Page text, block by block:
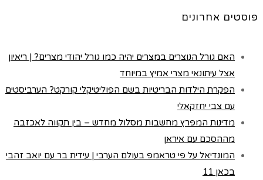
פוסטים אחרונים
האם גורל הנוצרים במצרים יהיה כמו גורל יהודי מצרים? | ריאיון
אצל עיתונאי מצרי אמיץ במיוחד
הפקרת הילדות הבריטיות בשם הפוליטיקלי קורקט? הערביסטים
עם צבי יחזקאלי
מדינות המפרץ מחשבות מסלול מחדש – בין תקווה לאכזבה
מההסכם עם איראן
המונדיאל על פי טראמפ בעולם הערבי | עידית בר עם יואב זהבי
בכאן 11